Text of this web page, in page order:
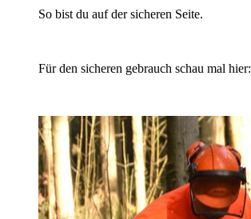
So bist du auf der sicheren Seite.
Für den sicheren gebrauch schau mal hier: